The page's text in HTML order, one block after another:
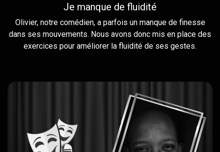
Je manque de fluidité
Olivier, notre comédien, a parfois un manque de finesse
dans ses mouvements. Nous avons donc mis en place des
exercices pour améliorer la fluidité de ses gestes.